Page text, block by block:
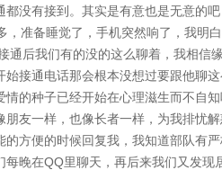
都没有接到。其实是有意也是无意的
，准备睡觉了，手机突然响了，我明
通后我们有的没的这么聊着，我相
始接通电话那会根本没想过要跟他聊
情的种子已经开始在心理滋生而不自
朋友一样，也像长者一样，为我排忧
的方便的时候回复我，我知道部队有
每晚在QQ里聊天，再后来我们又发